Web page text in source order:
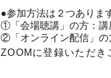
●参加方法は２つありま
①「会場聴講」の方：講
②「オンライン配信」の
ZOOMに登録いただき